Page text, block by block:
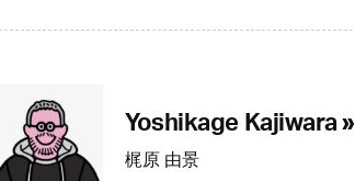
Yoshikage Kajiwara »
梶原 由景